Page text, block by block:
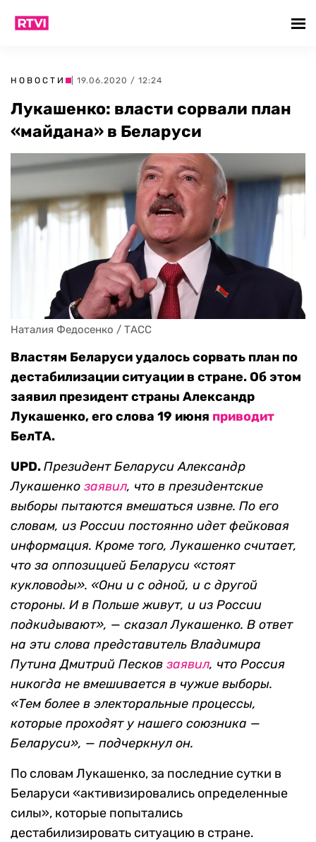
НОВОСТИ | 19.06.2020 / 12:24
Лукашенко: власти сорвали план
«майдана» в Беларуси
Наталия Федосенко / ТАСС
Властям Беларуси удалось сорвать план по
дестабилизации ситуации в стране. Об этом
заявил президент страны Александр
Лукашенко, его слова 19 июня приводит
БелТА.
UPD.Президент Беларуси Александр
Лукашенко заявил, что в президентские
выборы пытаются вмешаться извне. По его
словам, из России постоянно идет фейковая
информация. Кроме того, Лукашенко считает,
что за оппозицией Беларуси «стоят
кукловоды». «Они и с одной, и с другой
стороны. И в Польше живут, и из России
подкидывают», — сказал Лукашенко. В ответ
на эти слова представитель Владимира
Путина Дмитрий Песков заявил, что Россия
никогда не вмешивается в чужие выборы.
«Тем более в электоральные процессы,
которые проходят у нашего союзника —
Беларуси», — подчеркнул он.
По словам Лукашенко, за последние сутки в
Беларуси «активизировались определенные
силы», которые попытались
дестабилизировать ситуацию в стране.